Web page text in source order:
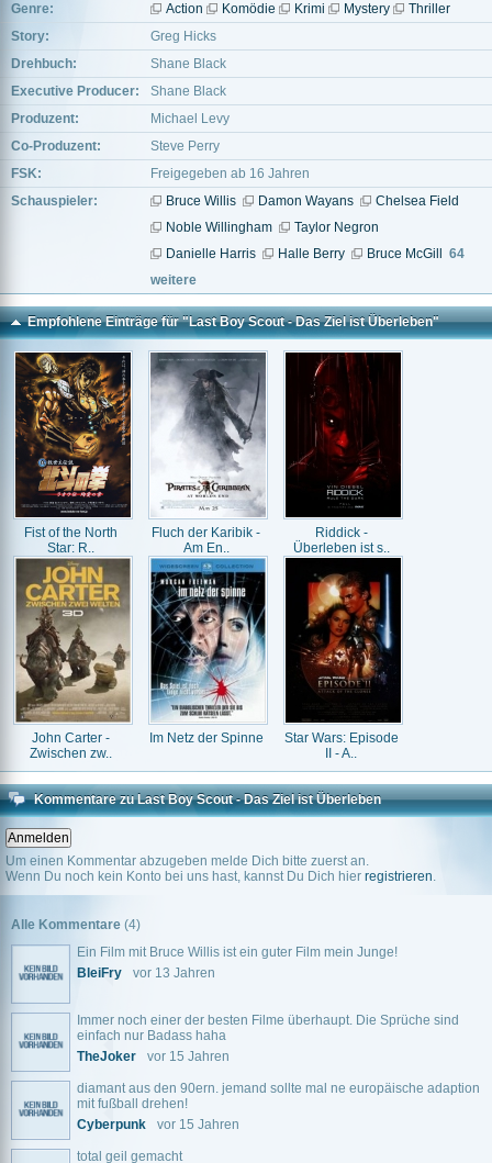
Genre:
Action Komödie Krimi Mystery
Thriller
Story:
Greg Hicks
Drehbuch:
Shane Black
Executive Producer:
Shane Black
Produzent:
Michael Levy
Co-Produzent:
Steve Perry
FSK:
Freigegeben ab 16 Jahren
Schauspieler:
Bruce Willis Damon Wayans
Chelsea Field
Noble Willingham
Taylor Negron
Danielle Harris
Halle Berry Bruce McGill
64
weitere
Empfohlene Einträge für "Last Boy Scout - Das Ziel ist Überleben"
Fist of the North
Star: R..
Fluch der Karibik -
Am En..
Riddick -
Überleben ist s..
John Carter -
Zwischen zw..
Im Netz der Spinne
Star Wars: Episode
II - A..
Kommentare zu Last Boy Scout - Das Ziel ist Überleben
Um einen Kommentar abzugeben melde Dich bitte zuerst an.
Wenn Du noch kein Konto bei uns hast, kannst Du Dich hier registrieren.
Alle Kommentare (4)
Ein Film mit Bruce Willis ist ein guter Film mein Junge!
BleiFry
vor 13 Jahren
Immer noch einer der besten Filme überhaupt. Die Sprüche sind
einfach nur Badass haha
TheJoker
vor 15 Jahren
diamant aus den 90ern. jemand sollte mal ne europäische adaption
mit fußball drehen!
Cyberpunk
vor 15 Jahren
total geil gemacht